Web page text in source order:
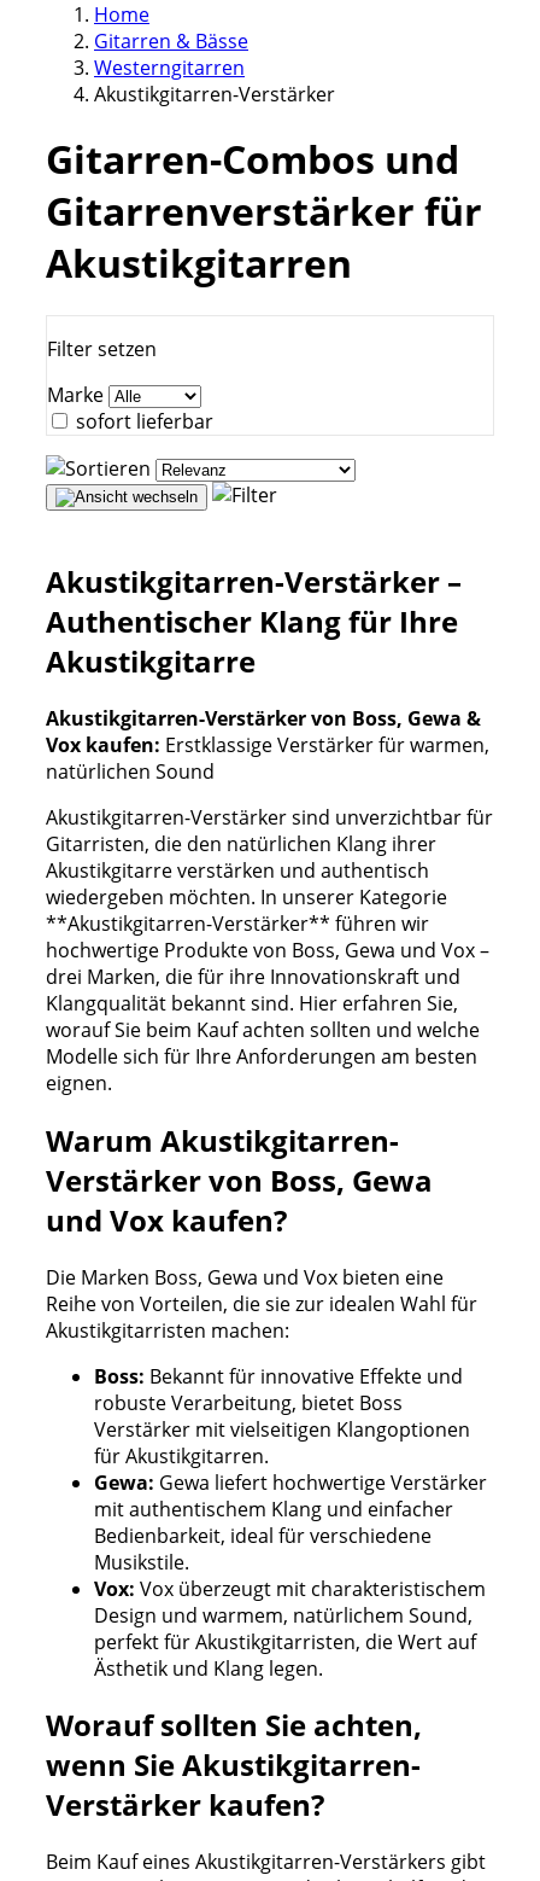
Home
Gitarren & Bässe
Westerngitarren
Akustikgitarren-Verstärker
Gitarren-Combos und
Gitarrenverstärker für
Akustikgitarren
Filter setzen
Marke
sofort lieferbar
Akustikgitarren-Verstärker –
Authentischer Klang für Ihre
Akustikgitarre
Akustikgitarren-Verstärker von Boss, Gewa &
Vox kaufen: Erstklassige Verstärker für warmen,
natürlichen Sound
Akustikgitarren-Verstärker sind unverzichtbar für
Gitarristen, die den natürlichen Klang ihrer
Akustikgitarre verstärken und authentisch
wiedergeben möchten. In unserer Kategorie
**Akustikgitarren-Verstärker** führen wir
hochwertige Produkte von Boss, Gewa und Vox –
drei Marken, die für ihre Innovationskraft und
Klangqualität bekannt sind. Hier erfahren Sie,
worauf Sie beim Kauf achten sollten und welche
Modelle sich für Ihre Anforderungen am besten
eignen.
Warum Akustikgitarren-
Verstärker von Boss, Gewa
und Vox kaufen?
Die Marken Boss, Gewa und Vox bieten eine
Reihe von Vorteilen, die sie zur idealen Wahl für
Akustikgitarristen machen:
Boss: Bekannt für innovative Effekte und
robuste Verarbeitung, bietet Boss
Verstärker mit vielseitigen Klangoptionen
für Akustikgitarren.
Gewa: Gewa liefert hochwertige Verstärker
mit authentischem Klang und einfacher
Bedienbarkeit, ideal für verschiedene
Musikstile.
Vox: Vox überzeugt mit charakteristischem
Design und warmem, natürlichem Sound,
perfekt für Akustikgitarristen, die Wert auf
Ästhetik und Klang legen.
Worauf sollten Sie achten,
wenn Sie Akustikgitarren-
Verstärker kaufen?
Beim Kauf eines Akustikgitarren-Verstärkers gibt